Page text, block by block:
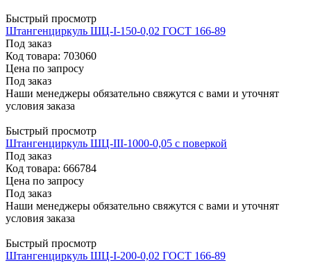
Быстрый просмотр
Штангенциркуль ШЦ-I-150-0,02 ГОСТ 166-89
Под заказ
Код товара: 703060
Цена по запросу
Под заказ
Наши менеджеры обязательно свяжутся с вами и уточнят
условия заказа
Быстрый просмотр
Штангенциркуль ШЦ-III-1000-0,05 с поверкой
Под заказ
Код товара: 666784
Цена по запросу
Под заказ
Наши менеджеры обязательно свяжутся с вами и уточнят
условия заказа
Быстрый просмотр
Штангенциркуль ШЦ-I-200-0,02 ГОСТ 166-89